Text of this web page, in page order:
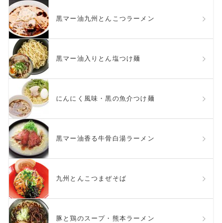
黒マー油九州とんこつラーメン
黒マー油入りとん塩つけ麺
にんにく風味・黒の魚介つけ麺
黒マー油香る牛骨白湯ラーメン
九州とんこつまぜそば
豚と鶏のスープ・熊本ラーメン